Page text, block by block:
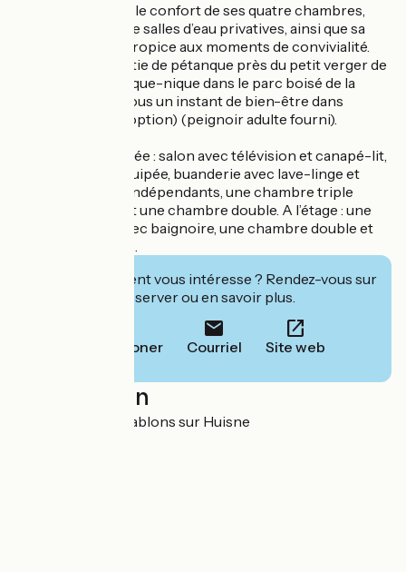
Vous apprécierez le confort de ses quatre chambres,
toutes équipées de salles d’eau privatives, ainsi que sa
grande terrasse propice aux moments de convivialité.
Profitez d’une partie de pétanque près du petit verger de
pommiers, d’un pique-nique dans le parc boisé de la
ferme ou offrez-vous un instant de bien-être dans
l’espace SPA (en option) (peignoir adulte fourni).
Au rez-de-chaussée : salon avec télévision et canapé-lit,
grande cuisine équipée, buanderie avec lave-linge et
sèche-linge, WC indépendants, une chambre triple
accessible PMR et une chambre double. A l’étage : une
chambre triple avec baignoire, une chambre double et
WC indépendants.
Cet établissement vous intéresse ? Rendez-vous sur
leur site pour réserver ou en savoir plus.
Téléphoner Courriel Site web
Localisation
Maurepas 61110 Sablons sur Huisne